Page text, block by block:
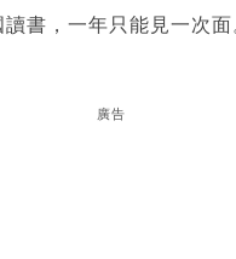
書，一年只能見一次面
廣告